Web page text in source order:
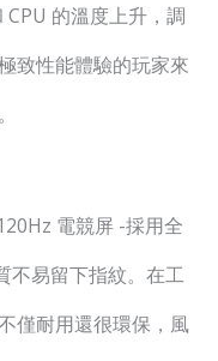
的溫度上升，調
致性能體驗的玩家來
電競屏 -採用全
不易留下指紋。在工
僅耐用還很環保，風